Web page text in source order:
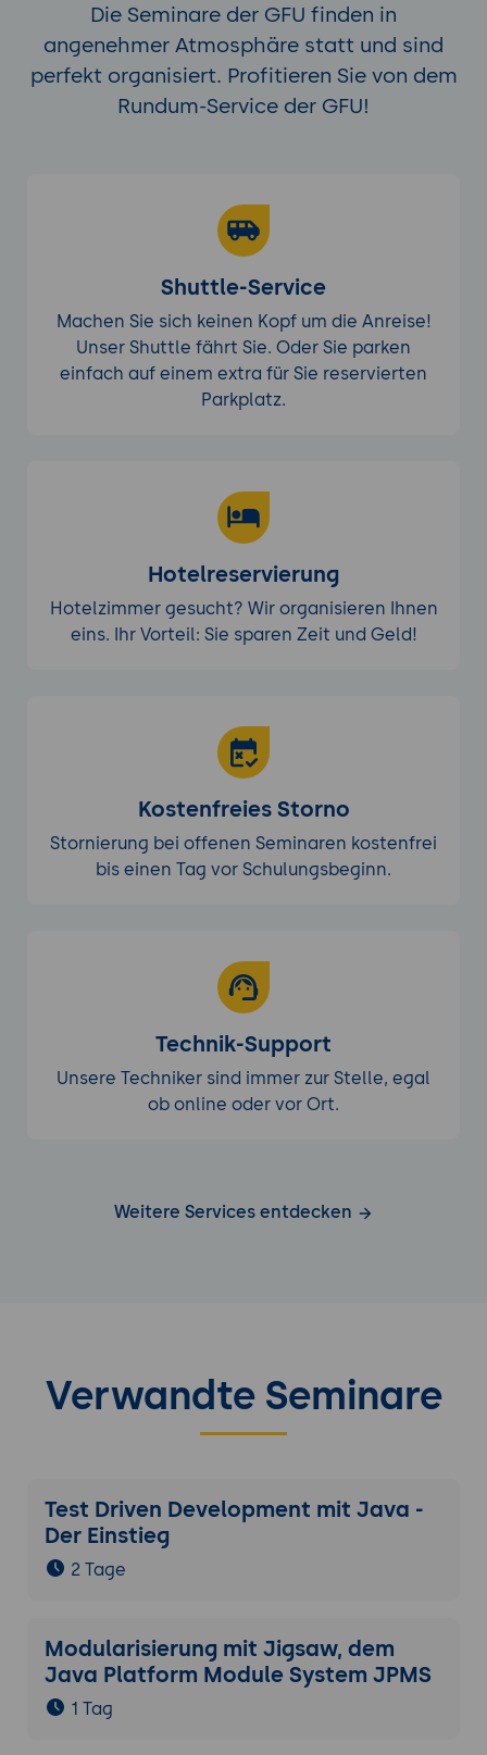
nutzen
Praxisübung: Geschäftsdaten visualisieren
und in eine Anwendung integrieren
Die Teilnehmer erstellen ein vollständiges
Zunächst wird ein Balkendiagramm
erstellt, das Umsätze nach Kategorien
für die zeitliche Entwicklung einer
Kennzahl. Anschließend wird ein
Kreisdiagramm für Marktanteile
hinzugefügt. Alle Diagramme werden
visuell angepasst mit einheitlichen
aktivieren Zoomen und Tooltips und
implementieren einen
Abschließend werden alle Diagramme als
PNG-Dateien exportiert und optional ein
PDF-Export eingerichtet.
Die Seminare der GFU finden in
angenehmer Atmosphäre statt und sind
perfekt organisiert. Profitieren Sie von dem
Rundum-Service der GFU!
Shuttle-Service
Machen Sie sich keinen Kopf um die Anreise!
Unser Shuttle fährt Sie. Oder Sie parken
einfach auf einem extra für Sie reservierten
Parkplatz.
Hotelreservierung
Hotelzimmer gesucht? Wir organisieren Ihnen
eins. Ihr Vorteil: Sie sparen Zeit und Geld!
Kostenfreies Storno
Stornierung bei offenen Seminaren kostenfrei
bis einen Tag vor Schulungsbeginn.
Technik-Support
Unsere Techniker sind immer zur Stelle, egal
ob online oder vor Ort.
Weitere Services entdecken
Verwandte Seminare
Test Driven Development mit Java -
Der Einstieg
2 Tage
Modularisierung mit Jigsaw, dem
Java Platform Module System JPMS
1 Tag